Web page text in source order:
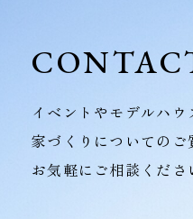
イベントやモデルハウ
家づくりについてのご
お気軽にご相談くださ